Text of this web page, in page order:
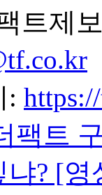
트제
:
팩트
냐? [